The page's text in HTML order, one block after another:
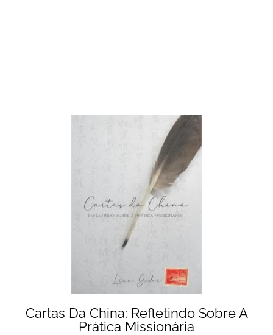
Cartas Da China: Refletindo Sobre A
Prática Missionária